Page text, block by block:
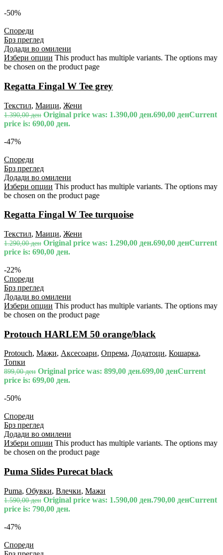
-50%
Спореди
Брз преглед
Додади во омилени
Избери опции This product has multiple variants. The options may
be chosen on the product page
Regatta Fingal W Tee grey
Текстил, Маици, Жени
1.390,00ден Original price was: 1.390,00 ден.690,00 денCurrent
price is: 690,00 ден.
-47%
Спореди
Брз преглед
Додади во омилени
Избери опции This product has multiple variants. The options may
be chosen on the product page
Regatta Fingal W Tee turquoise
Текстил, Маици, Жени
1.290,00ден Original price was: 1.290,00 ден.690,00 денCurrent
price is: 690,00 ден.
-22%
Спореди
Брз преглед
Додади во омилени
Избери опции This product has multiple variants. The options may
be chosen on the product page
Protouch HARLEM 50 orange/black
Protouch, Мажи, Аксесоари, Опрема, Додатоци, Кошарка,
Топки
899,00ден Original price was: 899,00 ден.699,00 денCurrent
price is: 699,00 ден.
-50%
Спореди
Брз преглед
Додади во омилени
Избери опции This product has multiple variants. The options may
be chosen on the product page
Puma Slides Purecat black
Puma, Обувки, Влечки, Мажи
1.590,00ден Original price was: 1.590,00 ден.790,00 денCurrent
price is: 790,00 ден.
-47%
Спореди